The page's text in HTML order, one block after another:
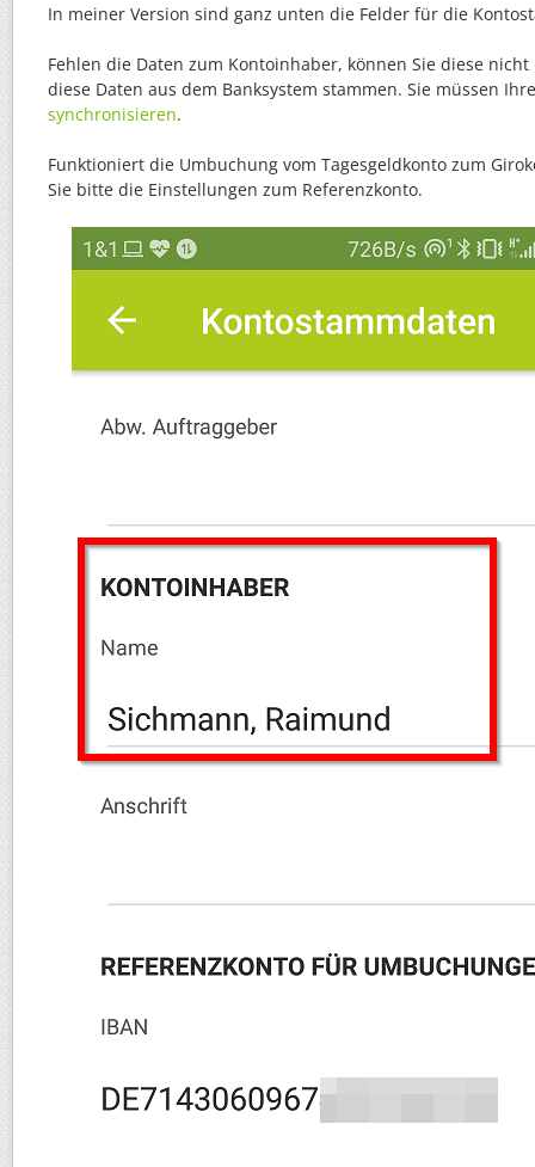
In meiner Version sind ganz unten die Felder für die
Fehlen die Daten zum Kontoinhaber, können Sie diese
diese Daten aus dem Banksystem stammen. Sie müssen
synchronisieren.
Funktioniert die Umbuchung vom Tagesgeldkonto zum
Sie bitte die Einstellungen zum Referenzkonto.